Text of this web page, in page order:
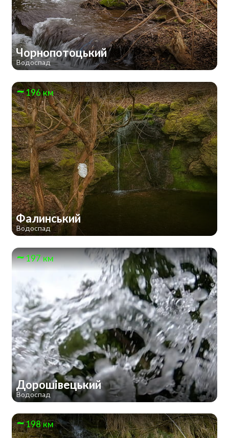
Чорнопотоцький
Водоспад
196 км
Фалинський
Водоспад
197 км
Дорошівецький
Водоспад
198 км